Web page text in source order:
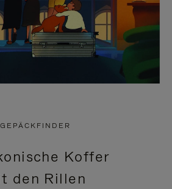
GEPÄCKFINDER
Koffer
den Rillen